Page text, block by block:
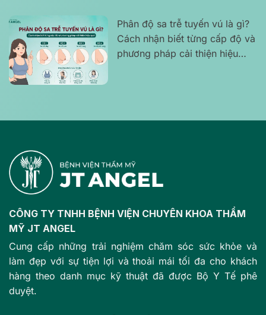
Phân độ sa trễ tuyến vú là gì?
Cách nhận biết từng cấp độ và
phương pháp cải thiện hiệu
CÔNG TY TNHH BỆNH VIỆN CHUYÊN KHOA THẨM
MỸ JT ANGEL
Cung cấp những trải nghiệm chăm sóc sức khỏe và
làm đẹp với sự tiện lợi và thoải mái tối đa cho khách
hàng theo danh mục kỹ thuật đã được Bộ Y Tế phê
duyệt.